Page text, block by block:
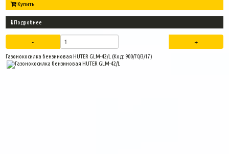
Купить
Подробнее
Газонокосилка бензиновая HUTER GLM-42/L (Код: 900/70/3/17)